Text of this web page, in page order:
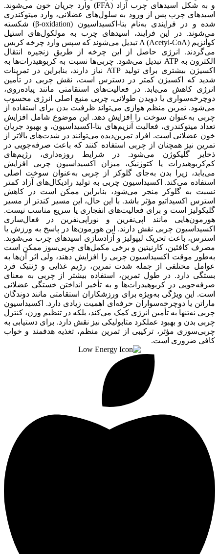
و به شکل اسیدهای چرب آزاد (FFA) وارد جریان خون می‌شوند.
اسیدهای چرب پس از ورود به سلول‌های عضلانی، وارد میتوکندری
شده و در فرایندی به‌نام بتا-اکسیداسیون (β-oxidation) شکسته
می‌شوند. در این فرایند، اسیدهای چرب به مولکول‌های استیل
کوآنزیم A (Acetyl-CoA) تبدیل می‌شوند که سپس وارد چرخه کربس
می‌گردند. انرژی حاصل از این چرخه از طریق زنجیره انتقال
الکترون به ATP تبدیل می‌شود. چربی‌ها نسبت به کربوهیدرات‌ها به
اکسیژن بیشتری برای تولید ATP نیاز دارند، بنابراین در تمرینات
شدید که اکسیژن کمتر در دسترس است، نقش چربی در تأمین
انرژی کاهش می‌یابد. در فعالیت‌های استقامتی مانند پیاده‌روی،
دوچرخه‌سواری یا دویدن طولانی، چربی منبع اصلی انرژی محسوب
می‌شود. تمرین منظم هوازی می‌تواند ظرفیت بدن برای استفاده از
چربی به‌عنوان سوخت را افزایش دهد. این موضوع شامل افزایش
تعداد میتوکندری، فعالیت آنزیم‌های بتا-اکسیداسیون، و بهبود جریان
خون عضلانی است. افراد تمرین‌دیده می‌توانند در شدت‌های بالاتر از
تمرین نیز همچنان از چربی استفاده کنند که باعث صرفه‌جویی در
ذخایر گلیکوژن می‌شود. در شرایط روزه‌داری، رژیم‌های
کم‌کربوهیدرات یا کتوژنیک، میزان اکسیداسیون چربی افزایش
می‌یابد، زیرا بدن به‌جای گلوکز از چربی به‌عنوان سوخت اصلی
استفاده می‌کند. اکسیداسیون چربی به تولید رادیکال‌های آزاد کمتر
نسبت به گلوکز منجر می‌شود، بنابراین ممکن است در کاهش
استرس اکسیداتیو مؤثر باشد. با این حال، این مسیر کندتر از مسیر
گلیکولیز است و برای فعالیت‌های انفجاری یا سریع مناسب نیست.
هورمون‌هایی مانند اپی‌نفرین و نوراپی‌نفرین در فعال‌سازی
اکسیداسیون چربی نقش دارند. این هورمون‌ها در پاسخ به ورزش یا
استرس، باعث تحریک لیپولیز و آزادسازی اسیدهای چرب می‌شوند.
مصرف کافئین، کارنیتین و برخی مکمل‌های چربی‌سوز ممکن است
به‌طور موقت اکسیداسیون چربی را افزایش دهند، ولی اثر آن‌ها به
عوامل مختلفی از جمله شدت تمرین، رژیم غذایی و ژنتیک فرد
بستگی دارد. در طول تمرین، استفاده بیشتر از چربی به معنای
صرفه‌جویی در کربوهیدرات‌ها و به تأخیر انداختن خستگی عضلانی
است. این ویژگی به‌ویژه برای ورزشکاران استقامتی مانند دوندگان
ماراتن یا دوچرخه‌سواران حرفه‌ای اهمیت زیادی دارد. اکسیداسیون
چربی نه‌تنها به تأمین انرژی کمک می‌کند، بلکه در تنظیم وزن، کنترل
چربی بدن و بهبود عملکرد متابولیکی نیز نقش دارد. برای دستیابی به
چربی‌سوزی مؤثر، ترکیبی از تمرین منظم، تغذیه هدفمند و خواب
کافی ضروری است.